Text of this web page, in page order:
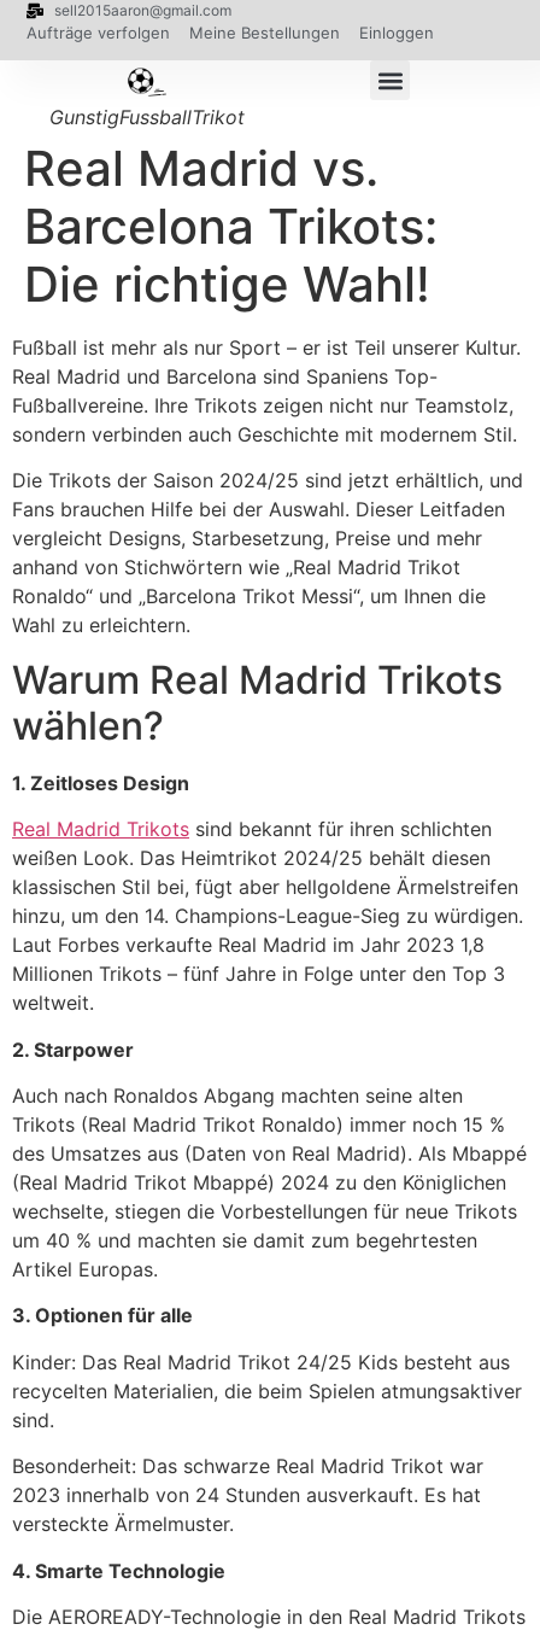
sell2015aaron@gmail.com
Aufträge verfolgen Meine Bestellungen Einloggen
GunstigFussballTrikot
Real Madrid vs.
Barcelona Trikots:
Die richtige Wahl!
Fußball ist mehr als nur Sport – er ist Teil unserer Kultur.
Real Madrid und Barcelona sind Spaniens Top-
Fußballvereine. Ihre Trikots zeigen nicht nur Teamstolz,
sondern verbinden auch Geschichte mit modernem Stil.
Die Trikots der Saison 2024/25 sind jetzt erhältlich, und
Fans brauchen Hilfe bei der Auswahl. Dieser Leitfaden
vergleicht Designs, Starbesetzung, Preise und mehr
anhand von Stichwörtern wie „Real Madrid Trikot
Ronaldo“ und „Barcelona Trikot Messi“, um Ihnen die
Wahl zu erleichtern.
Warum Real Madrid Trikots
wählen?
1. Zeitloses Design
Real Madrid Trikots sind bekannt für ihren schlichten
weißen Look. Das Heimtrikot 2024/25 behält diesen
klassischen Stil bei, fügt aber hellgoldene Ärmelstreifen
hinzu, um den 14. Champions-League-Sieg zu würdigen.
Laut Forbes verkaufte Real Madrid im Jahr 2023 1,8
Millionen Trikots – fünf Jahre in Folge unter den Top 3
weltweit.
2. Starpower
Auch nach Ronaldos Abgang machten seine alten
Trikots (Real Madrid Trikot Ronaldo) immer noch 15 %
des Umsatzes aus (Daten von Real Madrid). Als Mbappé
(Real Madrid Trikot Mbappé) 2024 zu den Königlichen
wechselte, stiegen die Vorbestellungen für neue Trikots
um 40 % und machten sie damit zum begehrtesten
Artikel Europas.
3. Optionen für alle
Kinder: Das Real Madrid Trikot 24/25 Kids besteht aus
recycelten Materialien, die beim Spielen atmungsaktiver
sind.
Besonderheit: Das schwarze Real Madrid Trikot war
2023 innerhalb von 24 Stunden ausverkauft. Es hat
versteckte Ärmelmuster.
4. Smarte Technologie
Die AEROREADY-Technologie in den Real Madrid Trikots